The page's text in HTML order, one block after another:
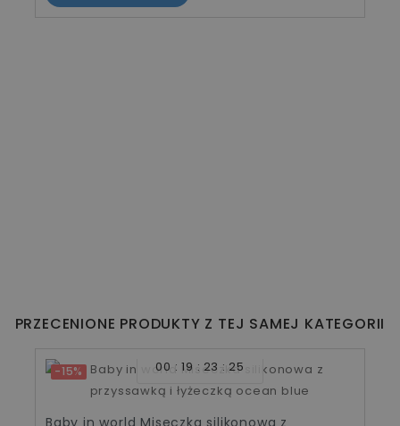
PRZECENIONE PRODUKTY Z TEJ SAMEJ KATEGORII
-15% 00 19 23 24
Baby in world Miseczka silikonowa z